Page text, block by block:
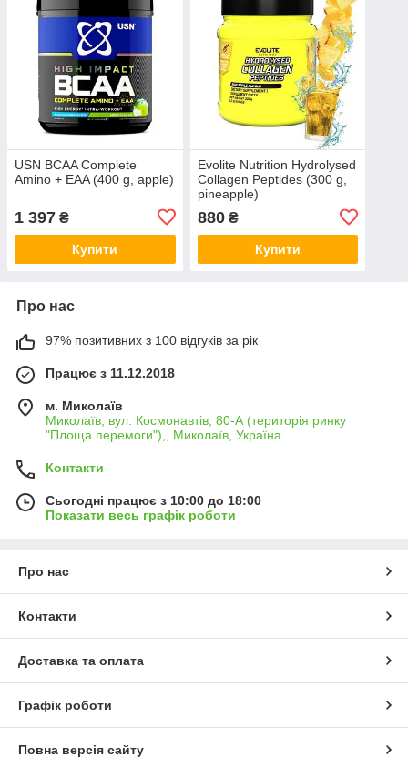
USN BCAA Complete
Amino + EAA (400 g, apple)
1 397 ₴
Купити
Evolite Nutrition Hydrolysed
Collagen Peptides (300 g,
pineapple)
880₴
Купити
Про нас
97% позитивних з 100 відгуків за рік
Працює з 11.12.2018
м. Миколаїв
Миколаїв, вул. Космонавтів, 80-А (територія ринку
"Площа перемоги"),, Миколаїв, Україна
Контакти
Сьогодні працює з 10:00 до 18:00
Показати весь графік роботи
Про нас
Контакти
Доставка та оплата
Графік роботи
Повна версія сайту